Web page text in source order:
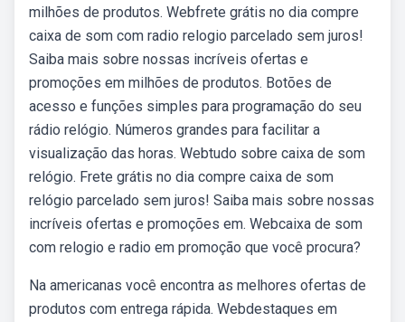
milhões de produtos. Webfrete grátis no dia compre
caixa de som com radio relogio parcelado sem juros!
Saiba mais sobre nossas incríveis ofertas e
promoções em milhões de produtos. Botões de
acesso e funções simples para programação do seu
rádio relógio. Números grandes para facilitar a
visualização das horas. Webtudo sobre caixa de som
relógio. Frete grátis no dia compre caixa de som
relógio parcelado sem juros! Saiba mais sobre nossas
incríveis ofertas e promoções em. Webcaixa de som
com relogio e radio em promoção que você procura?
Na americanas você encontra as melhores ofertas de
produtos com entrega rápida. Webdestaques em